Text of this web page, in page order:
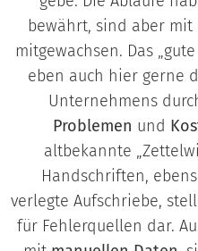
bewährt, sind aber mit
mitgewachsen. Das
eben auch hier gerne
Unternehmens
Problemen und
altbekannte
Handschriften,
verlegte Aufschriebe,
für Fehlerquellen dar.